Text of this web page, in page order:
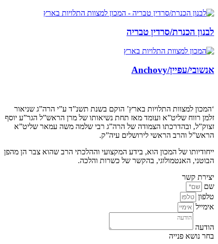
לבנון הכנרת/סרדין טבריה
אנשובי/עפיין/Anchovy
‘המכון למצוות התלויות בארץ’ הוקם בשנת תשנ”ד ע”י הרה”ג שניאור
זלמן רווח שליט”א ועומד מאז תחת נשיאותו של מרן הראש”ל הגר”ע יוסף
זצוק”ל, ובהדרכתו הצמודה של הרה”ג רבי שלמה משה עמאר שליט”א
הראש”ל והרב הראשי לירושלים עיה”ק.
ייחודיותו של המכון הוא, בידע המקצועי וההלכתי הרב שהוא צבר הן מהפן
הבוטני, האנטמולוגי, בהקשר של כשרות והלכה.
יצירת קשר
שם
טלפון
אימייל
הודעה
בחר נושא פנייה